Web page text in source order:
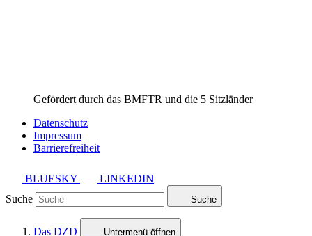
Gefördert durch das BMFTR und die 5 Sitzländer
Datenschutz
Impressum
Barrierefreiheit
BLUESKY
LINKEDIN
Suche
Suche
Das DZD Untermenü öffnen